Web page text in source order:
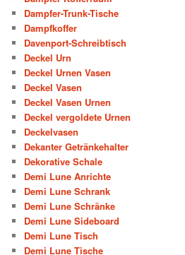
Dampfer-Trunk-Tische
Dampfkoffer
Davenport-Schreibtisch
Deckel Urn
Deckel Urnen Vasen
Deckel Vasen
Deckel Vasen Urnen
Deckel vergoldete Urnen
Deckelvasen
Dekanter Getränkehalter
Dekorative Schale
Demi Lune Anrichte
Demi Lune Schrank
Demi Lune Schränke
Demi Lune Sideboard
Demi Lune Tisch
Demi Lune Tische